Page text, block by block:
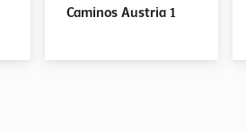
Caminos Austria 1